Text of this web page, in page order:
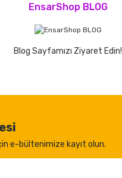
EnsarShop BLOG
Blog Sayfamızı Ziyaret Edin!
e-bültenimize kayıt olun.